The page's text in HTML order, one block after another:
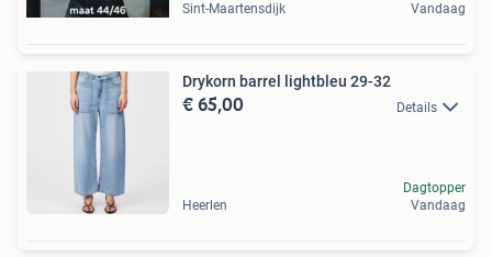
Sint-Maartensdijk Vandaag
Drykorn barrel lightbleu 29-32
€ 65,00 Details
Heerlen
Dagtopper
Vandaag